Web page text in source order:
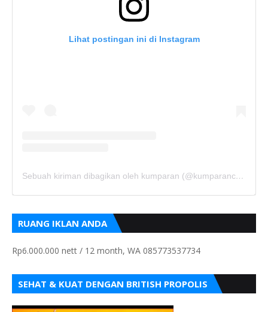
Lihat postingan ini di Instagram
Sebuah kiriman dibagikan oleh kumparan (@kumparancom)
RUANG IKLAN ANDA
Rp6.000.000 nett / 12 month, WA 085773537734
SEHAT & KUAT DENGAN BRITISH PROPOLIS